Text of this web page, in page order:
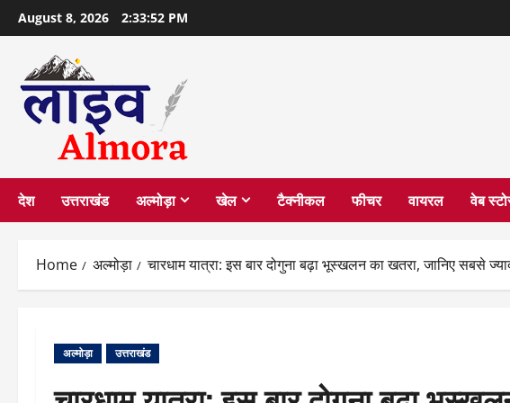
Skip
to
content
August 8, 2026 2:33:53 PM
देश उत्तराखंड अल्मोड़ा खेल टैक्नीकल फीचर वायरल वेब
Home अल्मोड़ा चारधाम यात्रा: इस बार दोगुना बढ़ा भूस्खलन का खतरा, जानिए सबसे
अल्मोड़ा उत्तराखंड